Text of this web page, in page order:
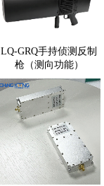
LQ-GRQ手持侦测反制
枪（测向功能）